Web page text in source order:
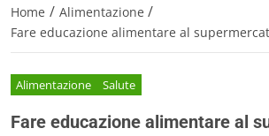
Home / Alimentazione /
Fare educazione alimentare al
Alimentazione Salute
Fare educazione alimentare al